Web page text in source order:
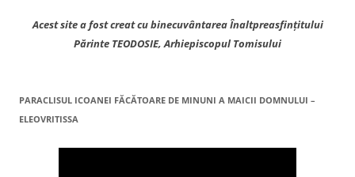
Acest site a fost creat cu binecuvântarea Înaltpreasfințitului
Părinte TEODOSIE, Arhiepiscopul Tomisului
PARACLISUL ICOANEI FĂCĂTOARE DE MINUNI A MAICII DOMNULUI –
ELEOVRITISSA